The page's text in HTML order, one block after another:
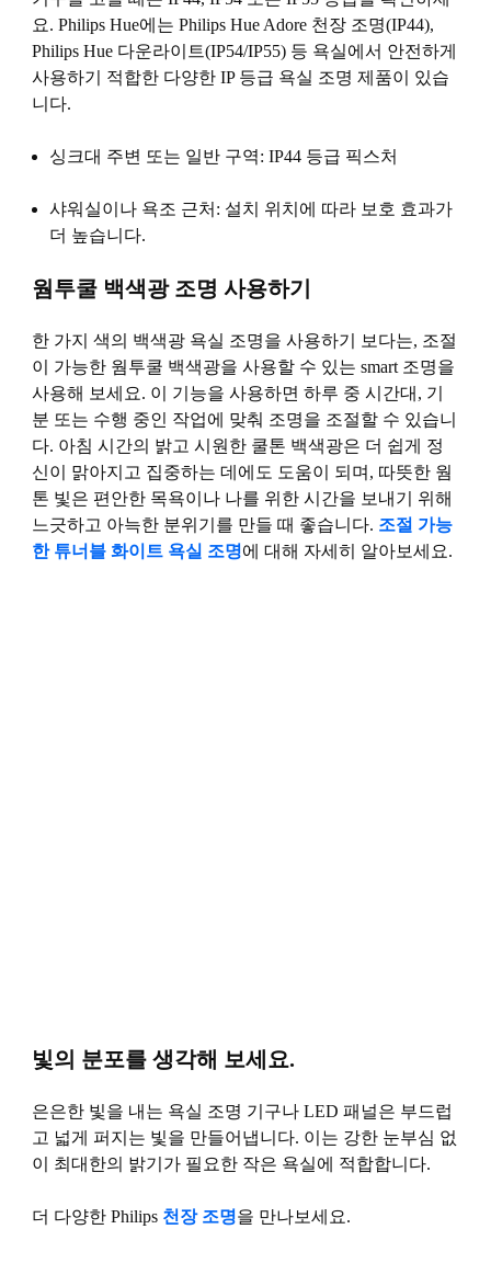
요. Philips Hue에는 Philips Hue Adore 천장 조명(IP44),
Philips Hue 다운라이트(IP54/IP55) 등 욕실에서 안전하게
사용하기 적합한 다양한 IP 등급 욕실 조명 제품이 있습
니다.
싱크대 주변 또는 일반 구역: IP44 등급 픽스처
샤워실이나 욕조 근처: 설치 위치에 따라 보호 효과가
더 높습니다.
웜투쿨 백색광 조명 사용하기
한 가지 색의 백색광 욕실 조명을 사용하기 보다는, 조절
이 가능한 웜투쿨 백색광을 사용할 수 있는 smart 조명을
사용해 보세요. 이 기능을 사용하면 하루 중 시간대, 기
분 또는 수행 중인 작업에 맞춰 조명을 조절할 수 있습니
다. 아침 시간의 밝고 시원한 쿨톤 백색광은 더 쉽게 정
신이 맑아지고 집중하는 데에도 도움이 되며, 따뜻한 웜
톤 빛은 편안한 목욕이나 나를 위한 시간을 보내기 위해
느긋하고 아늑한 분위기를 만들 때 좋습니다. 조절 가능
한 튜너블 화이트 욕실 조명에 대해 자세히 알아보세요.
빛의 분포를 생각해 보세요.
은은한 빛을 내는 욕실 조명 기구나 LED 패널은 부드럽
고 넓게 퍼지는 빛을 만들어냅니다. 이는 강한 눈부심 없
이 최대한의 밝기가 필요한 작은 욕실에 적합합니다.
더 다양한 Philips 천장 조명을 만나보세요.